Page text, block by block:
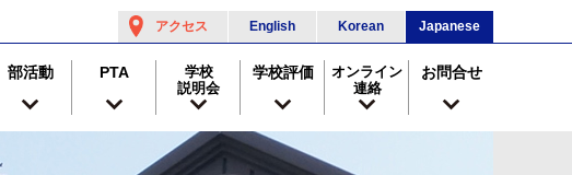
アクセス English Korean Japanese
部活動 PTA
学校
説明会
学校評価
オンライン
連絡
お問合せ